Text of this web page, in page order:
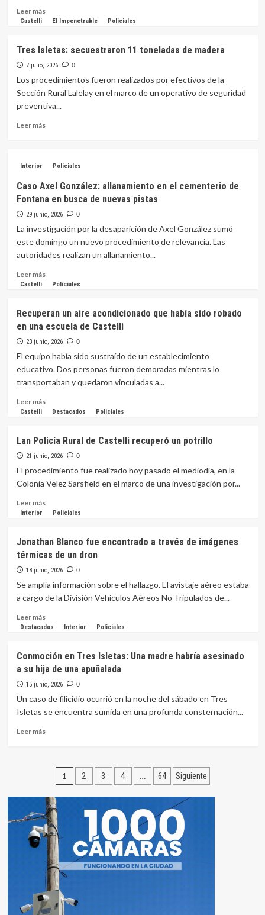
Leer másLeer
más
durante
los
festejos
del
una
que
habían
robado
Castelli El Impenetrable Policiales
Tres Isletas: secuestraron 11 toneladas de madera
7 julio, 2026 0
Los procedimientos fueron realizados por efectivos de la
Sección Rural Lalelay en el marco de un operativo de seguridad
preventiva...
Leer másLeer
Isletas:
11
toneladas
de
madera
Interior Policiales
Caso Axel González: allanamiento en el cementerio de
Fontana en busca de nuevas pistas
29 junio, 2026 0
La investigación por la desaparición de Axel González sumó
este domingo un nuevo procedimiento de relevancia. Las
autoridades realizan un allanamiento...
Leer másLeer
más
Axel
González:
allanamiento
en
cementerio
de
en
nuevas
pistas
Castelli Policiales
Recuperan un aire acondicionado que había sido robado
en una escuela de Castelli
23 junio, 2026 0
El equipo había sido sustraído de un establecimiento
educativo. Dos personas fueron demoradas mientras lo
transportaban y quedaron vinculadas a...
Leer másLeer
más
un
aire
acondicionado
que
sido
robado
escuela
de
Castelli
Castelli Destacados Policiales
Lan Policía Rural de Castelli recuperó un potrillo
21 junio, 2026 0
El procedimiento fue realizado hoy pasado el mediodía, en la
Colonia Velez Sarsfield en el marco de una investigación por...
Leer másLeer
más
Policía
Rural
de
Castelli
un
Interior Policiales
Jonathan Blanco fue encontrado a través de imágenes
térmicas de un dron
18 junio, 2026 0
Se amplía información sobre el hallazgo. El avistaje aéreo estaba
a cargo de la División Vehículos Aéreos No Tripulados de...
Leer másLeer
más
Blanco
fue
encontrado
de
Destacados Interior Policiales
Conmoción en Tres Isletas: Una madre habría asesinado
a su hija de una apuñalada
15 junio, 2026 0
Un caso de filicidio ocurrió en la noche del sábado en Tres
Isletas se encuentra sumida en una profunda consternación...
Leer másLeer
Tres
Isletas:
Una
madre
habría
asesinado
a
su
hija
de
una
apuñalada
Paginación
de
entradas
1 2 3 4 … 64 Siguiente